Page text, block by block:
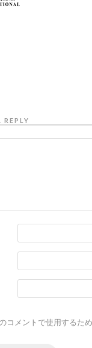
REPLY
コメントで使用するた